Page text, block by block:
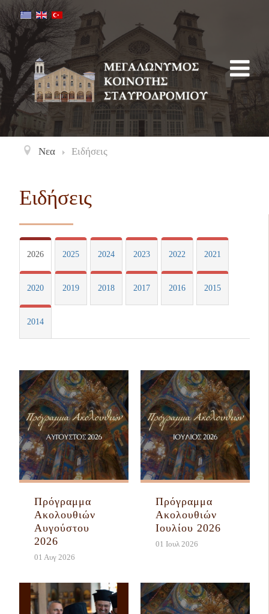
Νεα Ειδήσεις
Ειδήσεις
2026 2025 2024 2023 2022 2021
2020 2019 2018 2017 2016 2015
2014
Πρόγραμμα
Ακολουθιών
Αυγούστου
2026
01 Αυγ 2026
Πρόγραμμα
Ακολουθιών
Ιουλίου 2026
01 Ιουλ 2026